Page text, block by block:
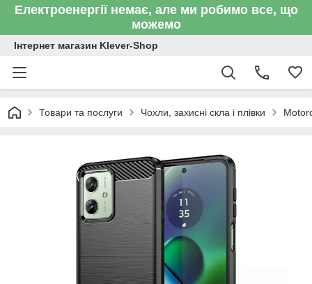
Електроенергії немає, але ми робимо все, що
можемо
Інтернет магазин Klever-Shop
Товари та послуги Чохли, захисні скла і плівки